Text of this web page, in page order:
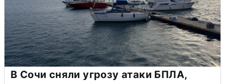
В Сочи сняли угрозу атаки БПЛА,